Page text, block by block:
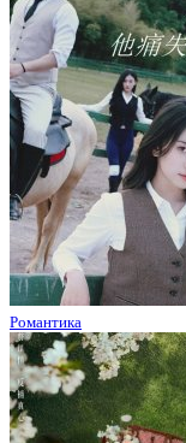
Романтика